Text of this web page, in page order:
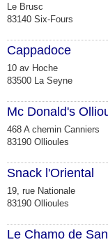
Le Brusc
83140 Six-Fours
Cappadoce
10 av Hoche
83500 La Seyne
Mc Donald's
468 A chemin Canniers
83190 Ollioules
Snack l'Oriental
19, rue Nationale
83190 Ollioules
Le Chamo de